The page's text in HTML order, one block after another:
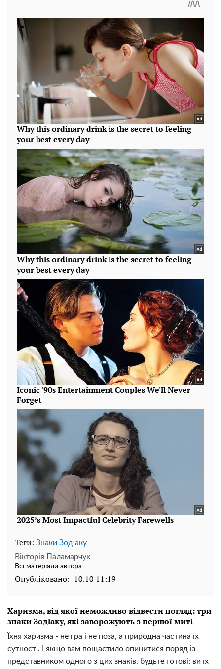
Теги: Знаки Зодіаку
Вікторія Паламарчук
Всі матеріали автора
Опубліковано: 10.10 11:19
Харизма, від якої неможливо відвести погляд: три
знаки Зодіаку, які заворожують з першої миті
Їхня харизма - не гра і не поза, а природна частина їх
сутності. І якщо вам пощастило опинитися поряд із
представником одного з цих знаків, будьте готові: ви їх